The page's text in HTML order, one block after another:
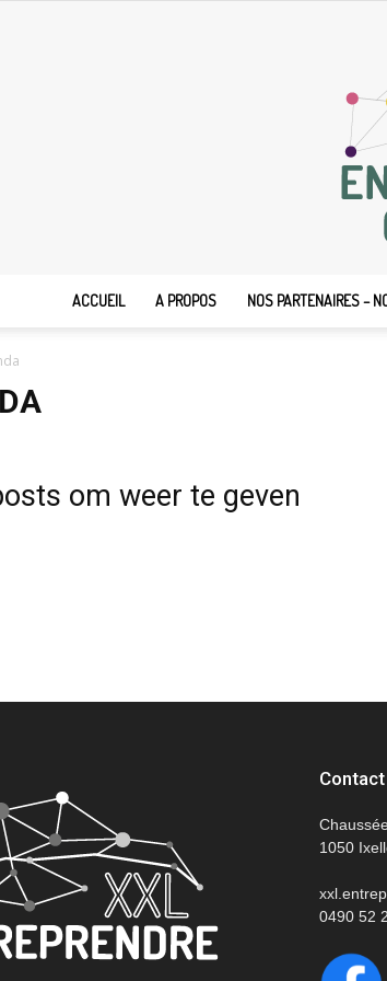
ACCUEIL A PROPOS NOS PARTENAIRES –
om weer te geven
Contact
1050
0490 52